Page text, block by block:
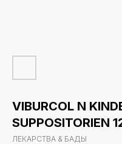
VIBURCOL N
SUPPOSITORIEN
ЛЕКАРСТВА & БАДЫ